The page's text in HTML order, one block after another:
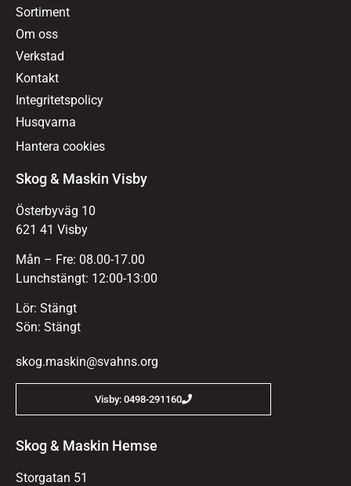
Sortiment
Om oss
Verkstad
Kontakt
Integritetspolicy
Husqvarna
Hantera cookies
Skog & Maskin Visby
Österbyväg 10
621 41 Visby
Mån – Fre: 08.00-17.00
Lunchstängt: 12:00-13:00
Lör: Stängt
Sön: Stängt
skog.maskin@svahns.org
Visby: 0498-291160
Skog & Maskin Hemse
Storgatan 51